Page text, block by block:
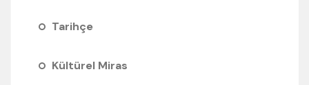
Tarihçe
Kültürel Miras